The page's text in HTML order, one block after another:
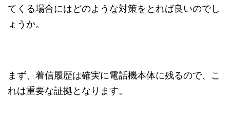
てくる場合にはどのような対策をとれば良いのでし
ょうか。
まず、着信履歴は確実に電話機本体に残るので、こ
れは重要な証拠となります。